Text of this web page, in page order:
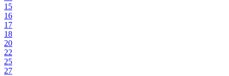
15
16
17
18
20
22
25
27